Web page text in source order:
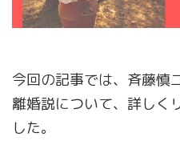
今回の記事では、斉藤慎
離婚説について、詳しく
した。